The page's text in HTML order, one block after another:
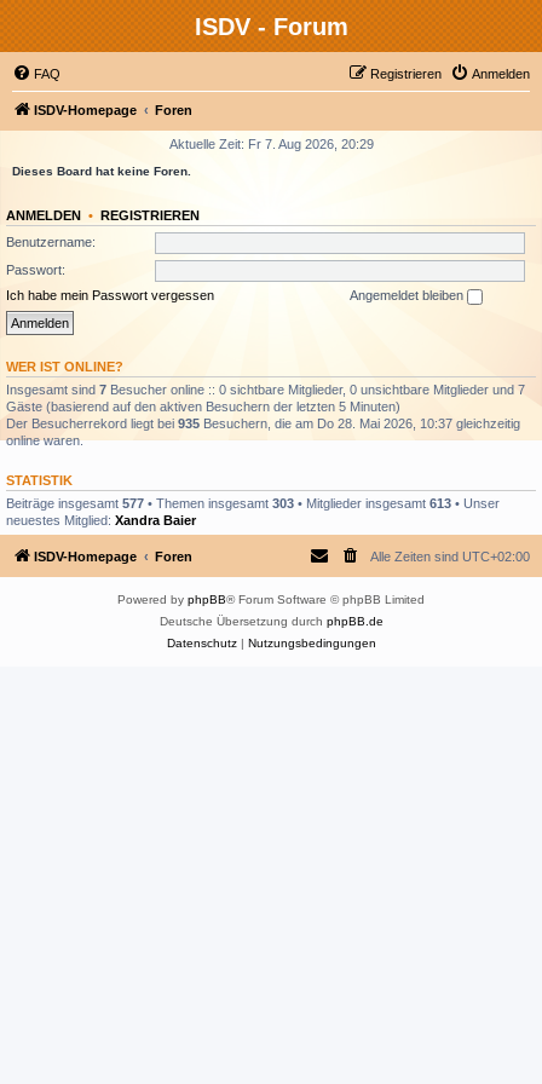
ISDV - Forum
FAQ Anmelden
Registrieren
ISDV-Homepage Foren
Aktuelle Zeit: Fr 7. Aug 2026, 20:29
Dieses Board hat keine Foren.
ANMELDEN • REGISTRIEREN
Benutzername:
Passwort:
Ich habe mein Passwort vergessen
Angemeldet bleiben
WER IST ONLINE?
Insgesamt sind 7 Besucher online :: 0 sichtbare Mitglieder, 0 unsichtbare Mitglieder und 7
Gäste (basierend auf den aktiven Besuchern der letzten 5 Minuten)
Der Besucherrekord liegt bei 935 Besuchern, die am Do 28. Mai 2026, 10:37 gleichzeitig
online waren.
STATISTIK
Beiträge insgesamt 577 • Themen insgesamt 303 • Mitglieder insgesamt 613 • Unser
neuestes Mitglied: Xandra Baier
ISDV-Homepage Foren Alle Zeiten sind UTC+02:00
Powered by phpBB® Forum Software © phpBB Limited
Deutsche Übersetzung durch phpBB.de
Datenschutz| Nutzungsbedingungen